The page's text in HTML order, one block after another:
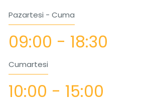
Pazartesi - Cuma
09:00 - 18:30
Cumartesi
10:00 - 15:00